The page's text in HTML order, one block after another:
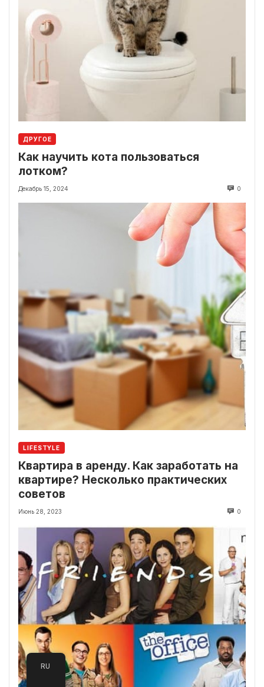
ДРУГОЕ
Как научить кота пользоваться
лотком?
Декабрь 15, 2024 0
LIFESTYLE
Квартира в аренду. Как заработать на
квартире? Несколько практических
советов
Июнь 28, 2023 0
RU